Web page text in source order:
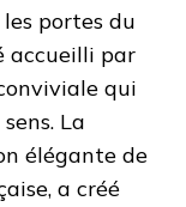
les portes du
accueilli par
qui
La
élégante de
a créé